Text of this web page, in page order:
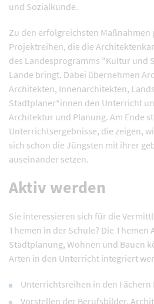
und Sozialkunde.
Zu den erfolgreichsten Maßnahmen
Projektreihen, die die
des Landesprogramms "Kultur und
Lande bringt. Dabei übernehmen
Architekten, Innenarchitekten,
Stadtplaner*innen den Unterricht
Architektur und Planung. Am Ende
Unterrichtsergebnisse, die zeigen,
sich schon die Jüngsten mit ihrer
auseinander setzen.
Aktiv werden
Sie interessieren sich für die
Themen in der Schule? Die Themen
Stadtplanung, Wohnen und Bauen
Arten in den Unterricht integriert
Unterrichtsreihen in den Fächern
Vorstellen der Berufsbilder,